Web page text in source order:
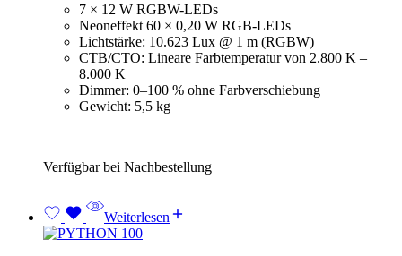
7 × 12 W RGBW-LEDs
Neoneffekt 60 × 0,20 W RGB-LEDs
Lichtstärke: 10.623 Lux @ 1 m (RGBW)
CTB/CTO: Lineare Farbtemperatur von 2.800 K –
8.000 K
Dimmer: 0–100 % ohne Farbverschiebung
Gewicht: 5,5 kg
Verfügbar bei Nachbestellung
Weiterlesen